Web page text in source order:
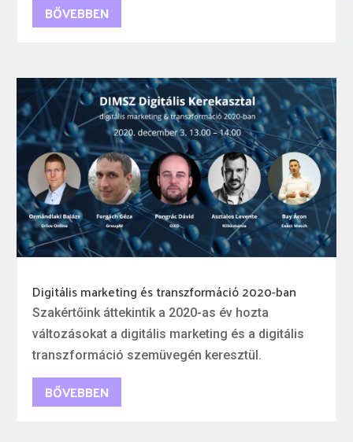
BŐVEBBEN
Digitális marketing és transzformáció 2020-ban
Szakértőink áttekintik a 2020-as év hozta
változásokat a digitális marketing és a digitális
transzformáció szemüvegén keresztül.
BŐVEBBEN